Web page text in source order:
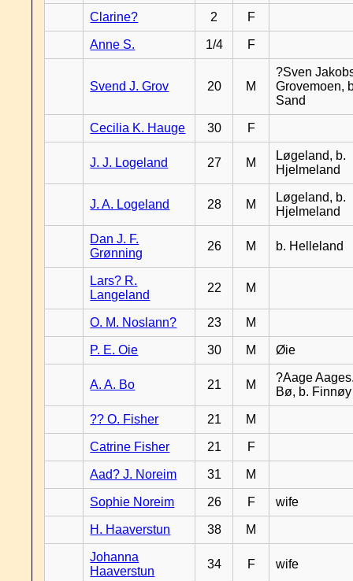
Clarine? 2 F
Anne S. 1/4 F
Svend J. Grov 20 M
?Sven
Grovemoen,
Sand
Cecilia K. Hauge 30 F
J. J. Logeland 27 M
Løgeland, b.
Hjelmeland
J. A. Logeland 28 M
Løgeland, b.
Hjelmeland
Dan J. F.
Grønning
26 M b. Helleland
Lars? R.
Langeland
22 M
O. M. Noslann? 23 M
P. E. Oie 30 M Øie
A. A. Bo 21 M
?Aage
Bø, b. Finnøy
?? O. Fisher 21 M
Catrine Fisher 21 F
Aad? J. Noreim 31 M
Sophie Noreim 26 F wife
H. Haaverstun 38 M
Johanna
Haaverstun
34 F wife